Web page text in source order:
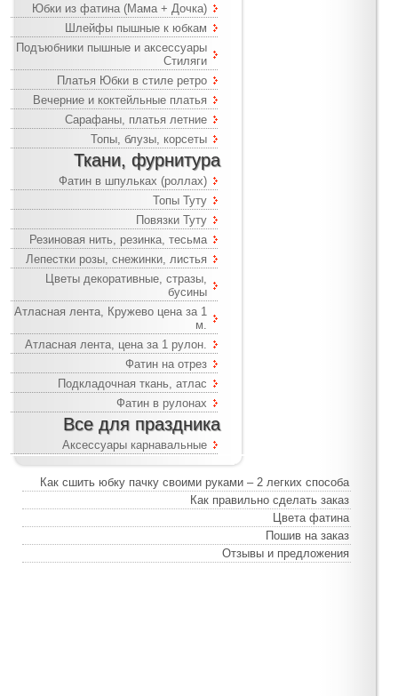
Юбки из фатина (Мама + Дочка)
Шлейфы пышные к юбкам
Подъюбники пышные и аксессуары
Стиляги
Платья Юбки в стиле ретро
Вечерние и коктейльные платья
Сарафаны, платья летние
Топы, блузы, корсеты
Ткани, фурнитура
Фатин в шпульках (роллах)
Топы Туту
Повязки Туту
Резиновая нить, резинка, тесьма
Лепестки розы, снежинки, листья
Цветы декоративные, стразы,
бусины
Атласная лента, Кружево цена за 1
м.
Атласная лента, цена за 1 рулон.
Фатин на отрез
Подкладочная ткань, атлас
Фатин в рулонах
Все для праздника
Аксессуары карнавальные
Как сшить юбку пачку своими руками – 2 легких способа
Как правильно сделать заказ
Цвета фатина
Пошив на заказ
Отзывы и предложения